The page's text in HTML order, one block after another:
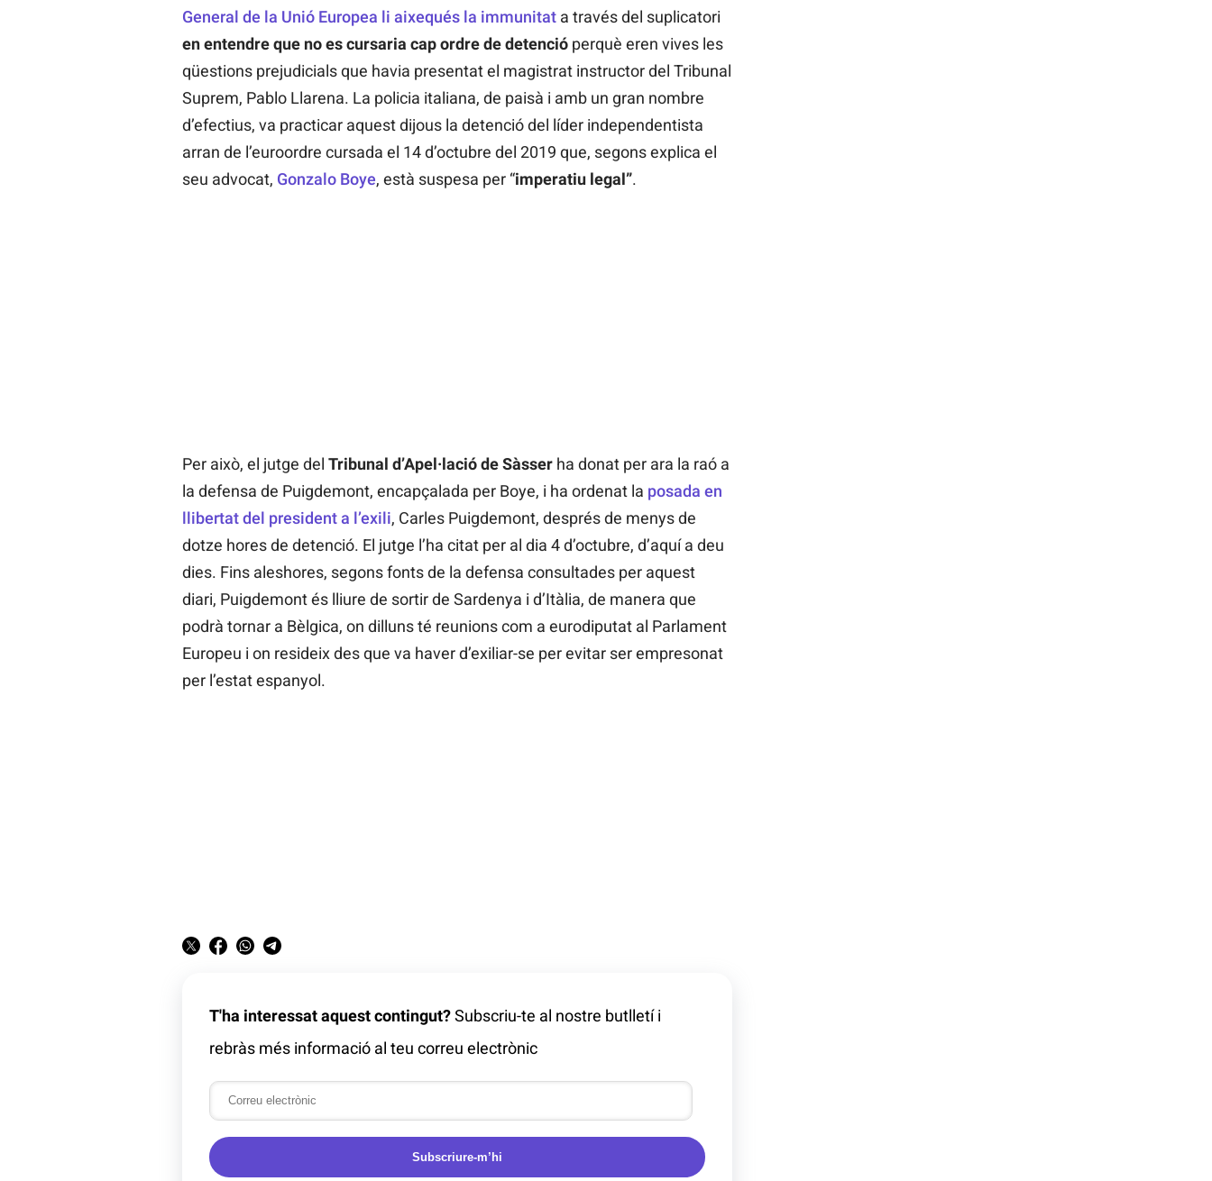
General de la Unió Europea li aixequés la immunitata través del suplicatori
en entendre que no es cursaria cap ordre de detencióperquè eren vives les
qüestions prejudicials que havia presentat el magistrat instructor del Tribunal
Suprem, Pablo Llarena. La policia italiana, de paisà i amb un gran nombre
d’efectius, va practicar aquest dijous la detenció del líder independentista
arran de l’euroordre cursada el 14 d’octubre del 2019 que, segons explica el
seu advocat, Gonzalo Boye, està suspesa per “imperatiu legal”.
Per això, el jutge del Tribunal d’Apel·lació de Sàsser ha donat per ara la raó a
la defensa de Puigdemont, encapçalada per Boye, i ha ordenat la posada en
llibertat del president a l’exili, Carles Puigdemont, després de menys de
dotze hores de detenció. El jutge l’ha citat per al dia 4 d’octubre, d’aquí a deu
dies. Fins aleshores, segons fonts de la defensa consultades per aquest
diari, Puigdemont és lliure de sortir de Sardenya i d’Itàlia, de manera que
podrà tornar a Bèlgica, on dilluns té reunions com a eurodiputat al Parlament
Europeu i on resideix des que va haver d’exiliar-se per evitar ser empresonat
per l’estat espanyol.
T'ha interessat aquest contingut?Subscriu-te al nostre butlletí i
rebràs més informació al teu correu electrònic
Subscriure-m’hi